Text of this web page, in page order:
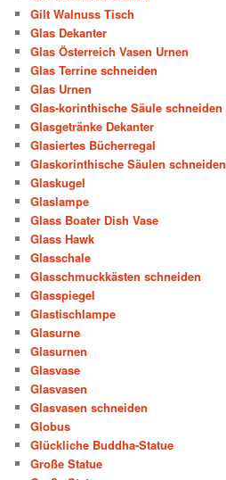
Gilt Walnuss Tisch
Glas Dekanter
Glas Österreich Vasen Urnen
Glas Terrine schneiden
Glas Urnen
Glas-korinthische Säule schneiden
Glasgetränke Dekanter
Glasiertes Bücherregal
Glaskorinthische Säulen schneiden
Glaskugel
Glaslampe
Glass Boater Dish Vase
Glass Hawk
Glasschale
Glasschmuckkästen schneiden
Glasspiegel
Glastischlampe
Glasurne
Glasurnen
Glasvase
Glasvasen
Glasvasen schneiden
Globus
Glückliche Buddha-Statue
Große Statue